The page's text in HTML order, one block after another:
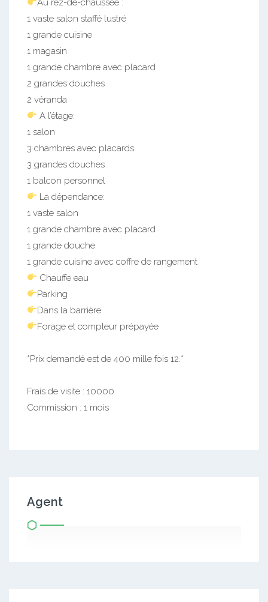
Au rez-de-chaussée :
1 vaste salon staffé lustré
1 grande cuisine
1 magasin
1 grande chambre avec placard
2 grandes douches
2 véranda
A l’étage:
1 salon
3 chambres avec placards
3 grandes douches
1 balcon personnel
La dépendance:
1 vaste salon
1 grande chambre avec placard
1 grande douche
1 grande cuisine avec coffre de rangement
Chauffe eau
Parking
Dans la barrière
Forage et compteur prépayée
*Prix demandé est de 400 mille fois 12.*
Frais de visite : 10000
Commission : 1 mois
Agent